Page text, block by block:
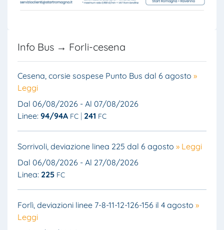
Info Bus → Forli-cesena
Cesena, corsie sospese Punto Bus dal 6 agosto »
Leggi
Dal 06/08/2026 - Al 07/08/2026
Linee: 94/94A FC 241 FC
Sorrivoli, deviazione linea 225 dal 6 agosto » Leggi
Dal 06/08/2026 - Al 27/08/2026
Linea: 225 FC
Forlì, deviazioni linee 7-8-11-12-126-156 il 4 agosto »
Leggi